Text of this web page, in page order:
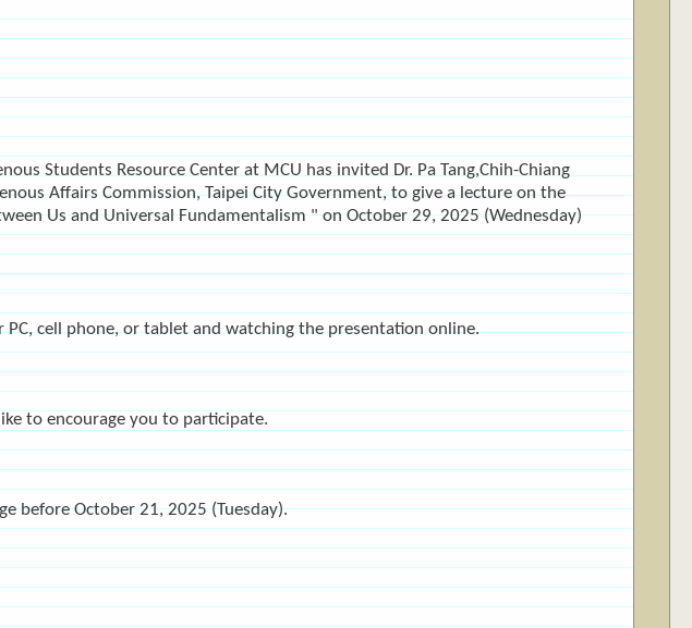
Students Resource Center at MCU has invited Dr. Pa Tang,Chih-Chiang
Affairs Commission, Taipei City Government, to give a lecture on the
Us and Universal Fundamentalism " on October 29, 2025 (Wednesday)
PC, cell phone, or tablet and watching the presentation online.
to encourage you to participate.
before October 21, 2025 (Tuesday).